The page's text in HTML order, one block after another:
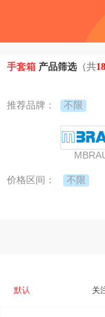
手套箱 产品筛选（共
推荐品牌： 不限
价格区间： 不限
默认 关